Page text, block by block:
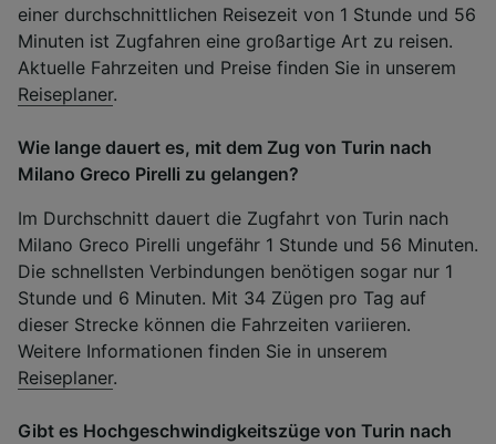
einer durchschnittlichen Reisezeit von 1 Stunde und 56
Minuten ist Zugfahren eine großartige Art zu reisen.
Aktuelle Fahrzeiten und Preise finden Sie in unserem
Reiseplaner.
Wie lange dauert es, mit dem Zug von Turin nach
Milano Greco Pirelli zu gelangen?
Im Durchschnitt dauert die Zugfahrt von Turin nach
Milano Greco Pirelli ungefähr 1 Stunde und 56 Minuten.
Die schnellsten Verbindungen benötigen sogar nur 1
Stunde und 6 Minuten. Mit 34 Zügen pro Tag auf
dieser Strecke können die Fahrzeiten variieren.
Weitere Informationen finden Sie in unserem
Reiseplaner.
Gibt es Hochgeschwindigkeitszüge von Turin nach